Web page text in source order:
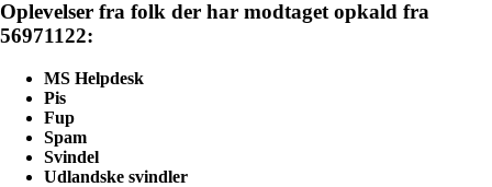
Oplevelser fra folk der har modtaget opkald fra
56971122:
MS Helpdesk
Pis
Fup
Spam
Svindel
Udlandske svindler